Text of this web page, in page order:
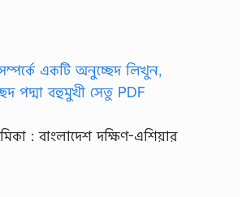
: বাংলাদেশ দক্ষিণ-এশিয়ার